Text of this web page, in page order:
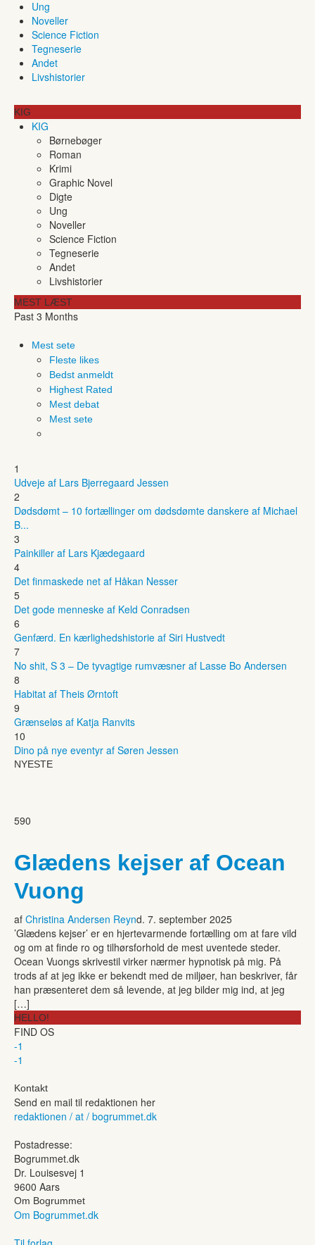
Ung
Noveller
Science Fiction
Tegneserie
Andet
Livshistorier
KIG
KIG
Børnebøger
Roman
Krimi
Graphic Novel
Digte
Ung
Noveller
Science Fiction
Tegneserie
Andet
Livshistorier
MEST LÆST
Past 3 Months
Mest sete
Fleste likes
Bedst anmeldt
Highest Rated
Mest debat
Mest sete
1
Udveje af Lars Bjerregaard Jessen
2
Dødsdømt – 10 fortællinger om dødsdømte danskere af Michael
B...
3
Painkiller af Lars Kjædegaard
4
Det finmaskede net af Håkan Nesser
5
Det gode menneske af Keld Conradsen
6
Genfærd. En kærlighedshistorie af Siri Hustvedt
7
No shit, S 3 – De tyvagtige rumvæsner af Lasse Bo Andersen
8
Habitat af Theis Ørntoft
9
Grænseløs af Katja Ranvits
10
Dino på nye eventyr af Søren Jessen
NYESTE
590
Glædens kejser af Ocean
Vuong
af Christina Andersen Reynd. 7. september 2025
’Glædens kejser’ er en hjertevarmende fortælling om at fare vild
og om at finde ro og tilhørsforhold de mest uventede steder.
Ocean Vuongs skrivestil virker nærmer hypnotisk på mig. På
trods af at jeg ikke er bekendt med de miljøer, han beskriver, får
han præsenteret dem så levende, at jeg bilder mig ind, at jeg
[…]
HELLO!
FIND OS
-1
-1
Kontakt
Send en mail til redaktionen her
redaktionen / at / bogrummet.dk
Postadresse:
Bogrummet.dk
Dr. Louisesvej 1
9600 Aars
Om Bogrummet
Om Bogrummet.dk